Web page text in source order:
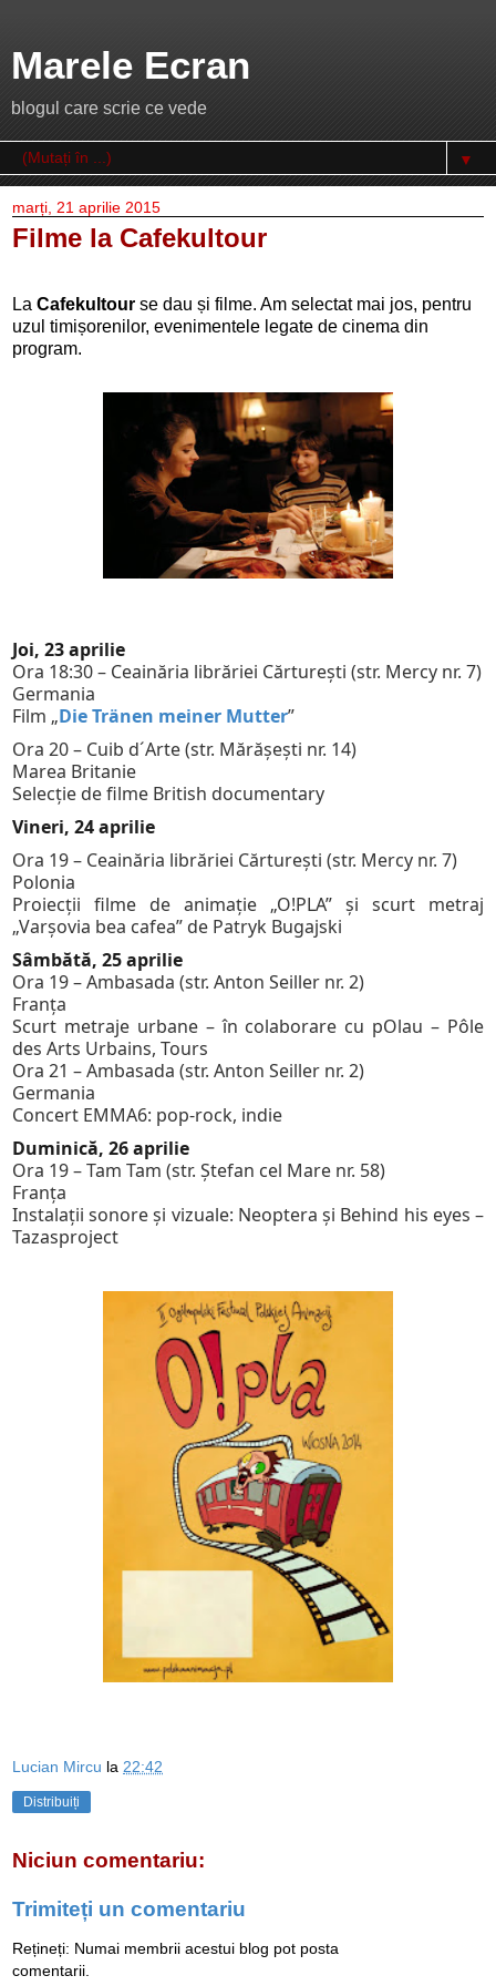
Marele Ecran
blogul care scrie ce vede
▼
marți, 21 aprilie 2015
Filme la Cafekultour
La Cafekultour se dau și filme. Am selectat mai jos, pentru
uzul timișorenilor, evenimentele legate de cinema din
program.
Joi, 23 aprilie
Ora 18:30 – Ceainăria librăriei Cărtureşti (str. Mercy nr. 7)
Germania
Film „Die Tränen meiner Mutter”
Ora 20 – Cuib d´Arte (str. Mărăşeşti nr. 14)
Marea Britanie
Selecţie de filme British documentary
Vineri, 24 aprilie
Ora 19 – Ceainăria librăriei Cărtureşti (str. Mercy nr. 7)
Polonia
Proiecții filme de animație „O!PLA” și scurt metraj
„Varșovia bea cafea” de Patryk Bugajski
Sâmbătă, 25 aprilie
Ora 19 – Ambasada (str. Anton Seiller nr. 2)
Franța
Scurt metraje urbane – în colaborare cu pOlau – Pôle
des Arts Urbains, Tours
Ora 21 – Ambasada (str. Anton Seiller nr. 2)
Germania
Concert EMMA6: pop-rock, indie
Duminică, 26 aprilie
Ora 19 – Tam Tam (str. Ștefan cel Mare nr. 58)
Franța
Instalaţii sonore şi vizuale: Neoptera şi Behind his eyes –
Tazasproject
Lucian Mircu la 22:42
Distribuiți
Niciun comentariu:
Trimiteți un comentariu
Rețineți: Numai membrii acestui blog pot posta
comentarii.